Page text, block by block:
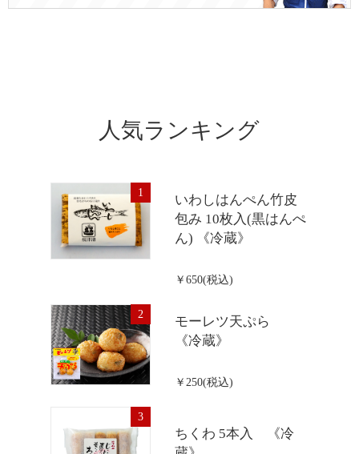
人気ランキング
1
いわしはんぺん竹皮
包み 10枚入(黒はんぺ
ん) 《冷蔵》
￥650(税込)
2
モーレツ天ぷら
《冷蔵》
￥250(税込)
3
ちくわ 5本入 《冷